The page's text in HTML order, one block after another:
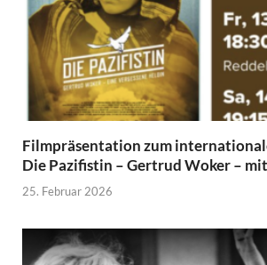
Filmpräsentation zum
Die Pazifistin – Gertrud Woker –
25. Februar 2026